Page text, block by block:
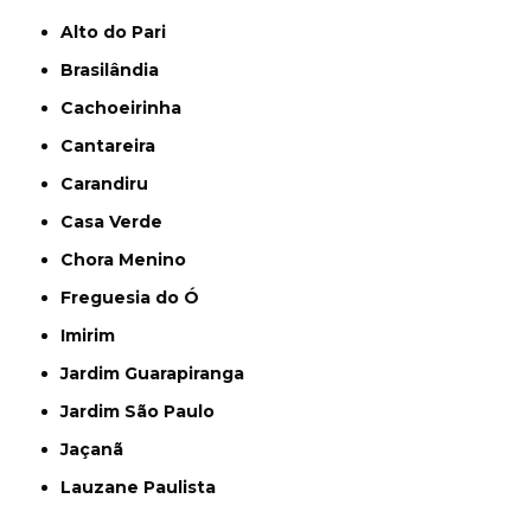
Alto do Pari
Brasilândia
Cachoeirinha
Cantareira
Carandiru
Casa Verde
Chora Menino
Freguesia do Ó
Imirim
Jardim Guarapiranga
Jardim São Paulo
Jaçanã
Lauzane Paulista